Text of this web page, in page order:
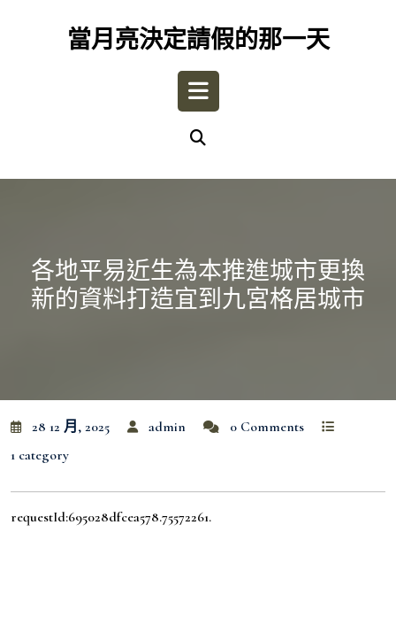
當月亮決定請假的那一天
Open
各地平易近生為本推進城市更換
新的資料打造宜到九宮格居城市
28 12 月, 2025 admin
0 Comments
1 category
requestId:695028dfcea578.75572261.